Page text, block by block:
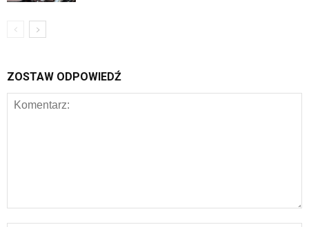
ZOSTAW ODPOWIEDŹ